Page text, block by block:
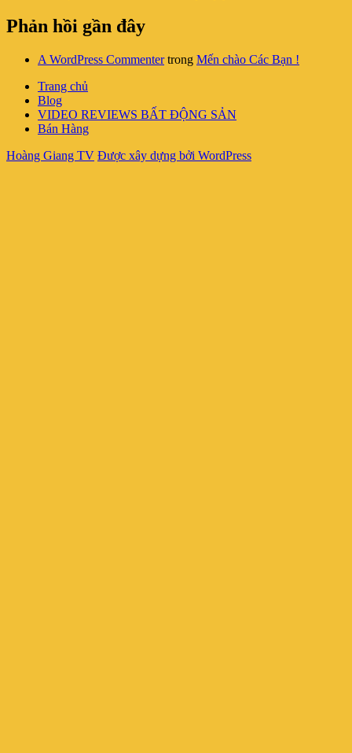
Phản hồi gần đây
A WordPress Commentertrong Mến chào Các Bạn !
Trang chủ
Blog
VIDEO REVIEWS BẤT ĐỘNG SẢN
Bán Hàng
Hoàng Giang TV Được xây dựng bởi WordPress